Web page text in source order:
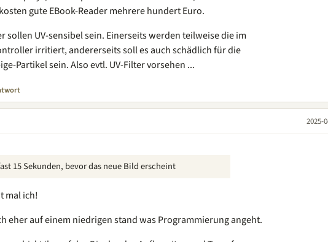
gute EBook-Reader mehrere hundert Euro.
sollen UV-sensibel sein. Einerseits werden teilweise die im
irritiert, andererseits soll es auch schädlich für die
Partikel sein. Also evtl. UV-Filter vorsehen ...
2025-
15 Sekunden, bevor das neue Bild erscheint
mal ich!
eher auf einem niedrigen stand was Programmierung angeht.